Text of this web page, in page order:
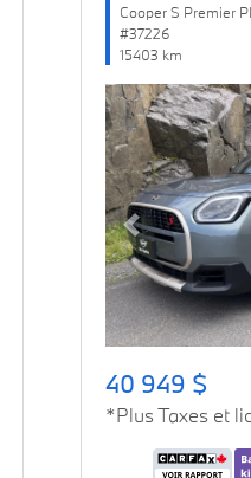
Cooper S Premier
#37226
15403 km
Previous
40 949 $
*Plus Taxes et